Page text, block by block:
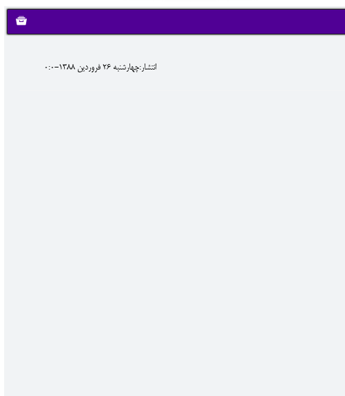
انتشار:چهارشنبه 26 فروردين 1388-0:0